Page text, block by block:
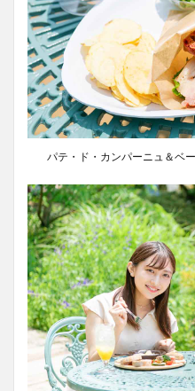
パテ・ド・カンパーニュ＆ベ